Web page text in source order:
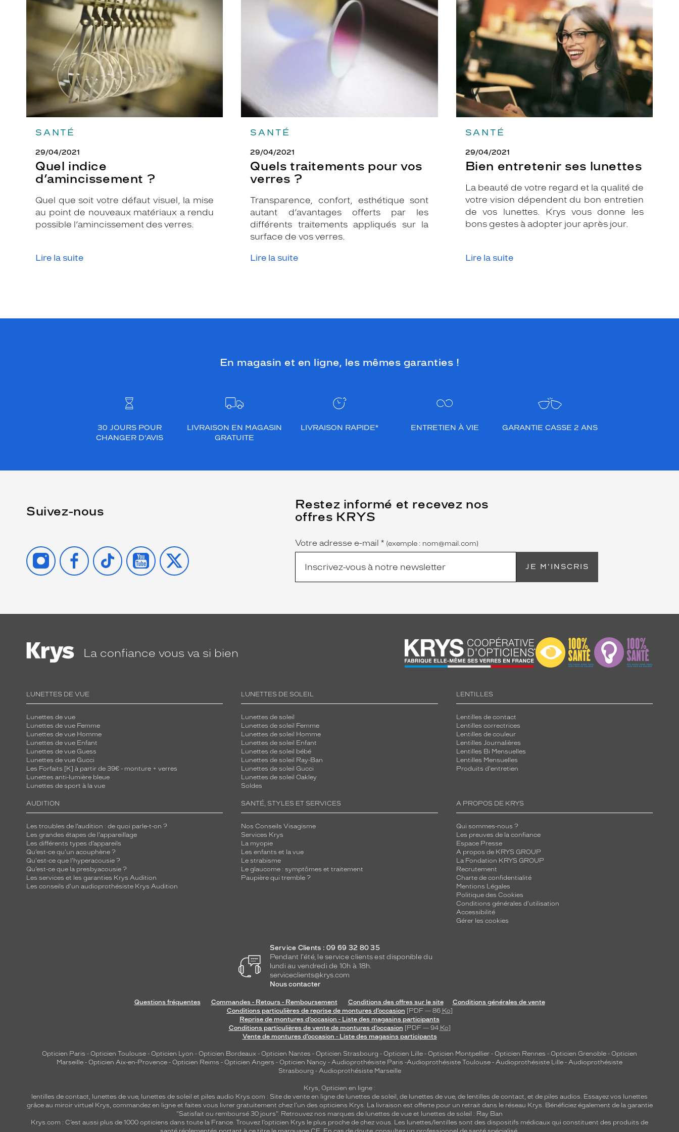
SANTÉ
29/04/2021
Quel indice
d’amincissement ?
Quel que soit votre défaut visuel, la mise
au point de nouveaux matériaux a rendu
possible l’amincissement des verres.
Lire la suite
d’amincissement
SANTÉ
29/04/2021
Quels traitements pour vos
verres ?
Transparence, confort, esthétique sont
autant d’avantages offerts par les
différents traitements appliqués sur la
surface de vos verres.
Lire la suite
SANTÉ
29/04/2021
Bien entretenir ses lunettes
La beauté de votre regard et la qualité de
votre vision dépendent du bon entretien
de vos lunettes. Krys vous donne les
bons gestes à adopter jour après jour.
Lire la suite
ses
lunettes
En magasin et en ligne, les mêmes garanties !
30 JOURS POUR
CHANGER D’AVIS
LIVRAISON EN MAGASIN
GRATUITE
LIVRAISON RAPIDE* ENTRETIEN À VIE GARANTIE CASSE 2 ANS
Suivez-nous
INSTAGRAMFACEBOOK
TIKTOK YOUTUBE
X
Restez informé et recevez nos
offres KRYS
Name
Votre adresse e-mail *
(Ce
champ
est
obligatoire)
(exemple : nom@mail.com)
JE M'INSCRIS
La confiance vous va si bien
LUNETTES DE VUE
Lunettes de vue
Lunettes de vue Femme
Lunettes de vue Homme
Lunettes de vue Enfant
Lunettes de vue Guess
Lunettes de vue Gucci
Les Forfaits [K] à partir de 39€ - monture + verres
Lunettes anti-lumière bleue
Lunettes de sport à la vue
LUNETTES DE SOLEIL
Lunettes de soleil
Lunettes de soleil Femme
Lunettes de soleil Homme
Lunettes de soleil Enfant
Lunettes de soleil bébé
Lunettes de soleil Ray-Ban
Lunettes de soleil Gucci
Lunettes de soleil Oakley
Soldes
LENTILLES
Lentilles de contact
Lentilles correctrices
Lentilles de couleur
Lentilles Journalières
Lentilles Bi Mensuelles
Lentilles Mensuelles
Produits d'entretien
AUDITION
Les troubles de l’audition : de quoi parle-t-on ?
Les grandes étapes de l'appareillage
Les différents types d’appareils
Qu’est-ce qu'un acouphène ?
Qu'est-ce que l'hyperacousie ?
Qu’est-ce que la presbyacousie ?
Les services et les garanties Krys Audition
Les conseils d'un audioprothésiste Krys Audition
SANTÉ, STYLES ET SERVICES
Nos Conseils Visagisme
Services Krys
La myopie
Les enfants et la vue
Le strabisme
Le glaucome : symptômes et traitement
Paupière qui tremble ?
A PROPOS DE KRYS
Qui sommes-nous ?
Les preuves de la confiance
Espace Presse
A propos de KRYS GROUP
La Fondation KRYS GROUP
Recrutement
Charte de confidentialité
Mentions Légales
Politique des Cookies
Conditions générales d'utilisation
Accessibilité
Gérer les cookies
Service Clients : 09 69 32 80 35
Pendant l'été, le service clients est disponible du
lundi au vendredi de 10h à 18h.
serviceclients@krys.com
Nous contacter
Questions fréquentes Commandes - Retours - Remboursement Conditions des offres sur le site
Conditions générales de vente
Conditions particulières de reprise de montures d’occasion [PDF — 86 Ko]
Reprise de montures d’occasion - Liste des magasins participants
Conditions particulières de vente de montures d’occasion [PDF — 94 Ko]
Vente de montures d’occasion - Liste des magasins participants
Opticien Paris - Opticien Toulouse - Opticien Lyon - Opticien Bordeaux - Opticien Nantes - Opticien Strasbourg - Opticien Lille - Opticien Montpellier - Opticien Rennes - Opticien Grenoble - Opticien
Marseille - Opticien Aix-en-Provence - Opticien Reims - Opticien Angers - Opticien Nancy - Audioprothésiste Paris -Audioprothésiste Toulouse - Audioprothésiste Lille - Audioprothésiste
Strasbourg - Audioprothésiste Marseille
Krys, Opticien en ligne :
lentilles de contact, lunettes de vue, lunettes de soleil et piles audio Krys.com : Site de vente en ligne de lunettes de soleil, de lunettes de vue, de lentilles de contact, et de piles audios. Essayez vos lunettes
grâce au miroir virtuel Krys, commandez en ligne et faites vous livrer gratuitement chez l'un des opticiens Krys. La livraison est offerte pour un retrait dans le réseau Krys. Bénéficiez également de la garantie
"Satisfait ou remboursé 30 jours". Retrouvez nos marques de lunettes de vue et lunettes de soleil : Ray Ban
Krys.com : C’est aussi plus de 1000 opticiens dans toute la France. Trouvez l’opticien Krys le plus proche de chez vous. Les lunettes/lentilles sont des dispositifs médicaux qui constituent des produits de